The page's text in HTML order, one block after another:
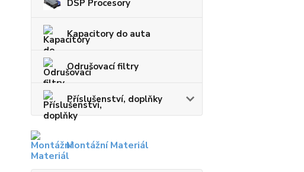
DSP Procesory
Kapacitory do auta
Odrušovací filtry
Příslušenství, doplňky
Montážní Materiál